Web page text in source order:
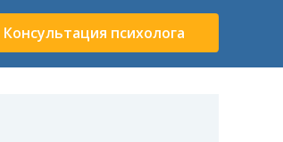
Консультация психолога